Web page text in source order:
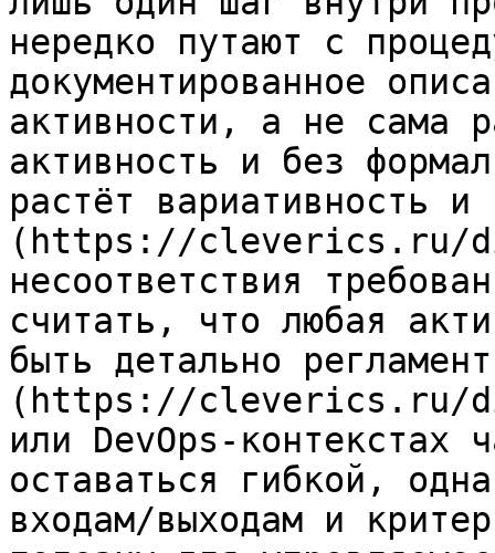
нередко путают с
документированное
активности, а не сама
активность и без
растёт вариативность
(https://cleverics.ru/
несоответствия
считать, что любая
быть детально
(https://cleverics.ru/
или DevOps-контекстах
оставаться гибкой,
входам/выходам и